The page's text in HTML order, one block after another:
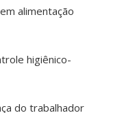
alimentação
higiênico-
do trabalhador